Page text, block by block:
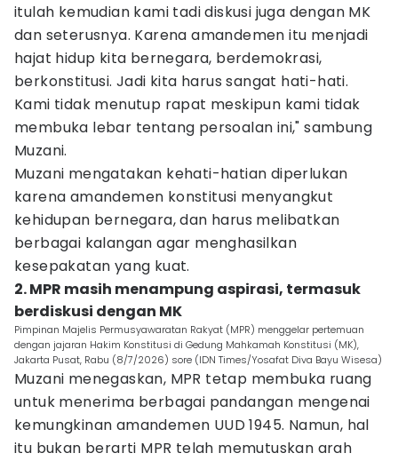
itulah kemudian kami tadi diskusi juga dengan MK
dan seterusnya. Karena amandemen itu menjadi
hajat hidup kita bernegara, berdemokrasi,
berkonstitusi. Jadi kita harus sangat hati-hati.
Kami tidak menutup rapat meskipun kami tidak
membuka lebar tentang persoalan ini," sambung
Muzani.
Muzani mengatakan kehati-hatian diperlukan
karena amandemen konstitusi menyangkut
kehidupan bernegara, dan harus melibatkan
berbagai kalangan agar menghasilkan
kesepakatan yang kuat.
2. MPR masih menampung aspirasi, termasuk
berdiskusi dengan MK
Pimpinan Majelis Permusyawaratan Rakyat (MPR) menggelar pertemuan
dengan jajaran Hakim Konstitusi di Gedung Mahkamah Konstitusi (MK),
Jakarta Pusat, Rabu (8/7/2026) sore (IDN Times/Yosafat Diva Bayu Wisesa)
Muzani menegaskan, MPR tetap membuka ruang
untuk menerima berbagai pandangan mengenai
kemungkinan amandemen UUD 1945. Namun, hal
itu bukan berarti MPR telah memutuskan arah